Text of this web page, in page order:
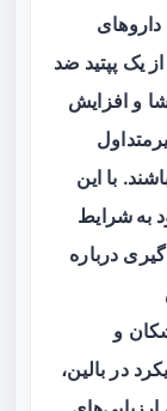
یک پپتید ضد
و افزایش
با این
به شرایط
درباره
و
در بالین،